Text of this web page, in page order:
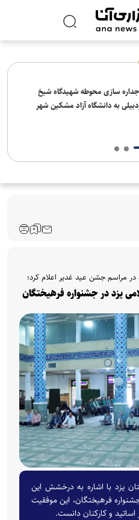
سازی محوطه شهیدگاه شیخ
به دانشگاه آزاد مشکین شهر
در مراسم جشن عید غدیر اعلام کرد؛
یزد در جشنواره فرهیختگان
یزد با اشاره به درخشش این
فرهیختگان، این موفقیت
و کارکنان دانست.